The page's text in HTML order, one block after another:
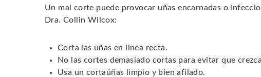
Un mal corte puede provocar uñas encarnadas o
Dra. Collin Wilcox:
Corta las uñas en línea recta.
No las cortes demasiado cortas para evitar que
Usa un cortaúñas limpio y bien afilado.